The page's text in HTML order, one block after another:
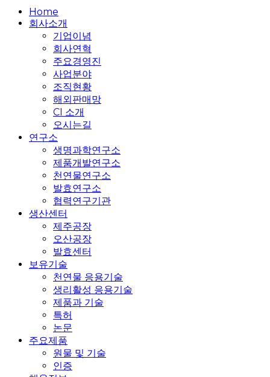
Close
Menu
Home
회사소개
기업이념
회사연혁
주요경영진
사업분야
조직현황
해외판매망
CI 소개
오시는길
연구소
생명과학연구소
제품개발연구소
천연물연구소
발효연구소
협력연구기관
생산센터
제주공장
오산공장
발효센터
보유기술
천연물 응용기술
생리활성 응용기술
제품과 기술
특허
논문
주요제품
원물 및 기술
인증